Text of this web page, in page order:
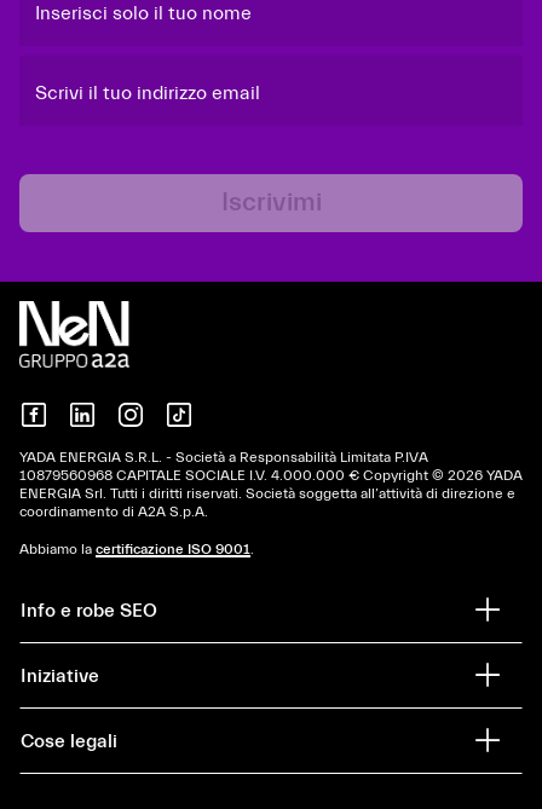
Inserisci solo il tuo nome
Scrivi il tuo indirizzo email
Iscrivimi
YADA ENERGIA S.R.L. - Società a Responsabilità Limitata P.IVA
10879560968 CAPITALE SOCIALE I.V. 4.000.000 € Copyright © 2026 YADA
ENERGIA Srl. Tutti i diritti riservati. Società soggetta all’attività di direzione e
coordinamento di A2A S.p.A.
Abbiamo la certificazione ISO 9001
Info e robe SEO
Iniziative
Cose legali